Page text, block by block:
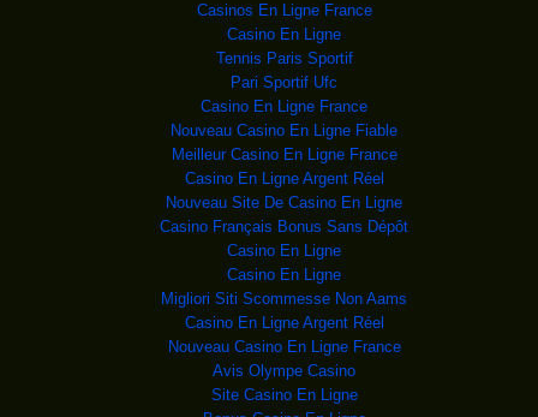
RDC : Museveni sous
Voici comment les
Ougandais sont plus intére
Vous-avez dit paix e
Des ONG de la société
civile, membres du gro
L’opinion ne cessait de
Grands Lacs : Face à
L’Envoyé spécial Saïd
Djinnit et le Secrétaire
RDC : Denis Mukwege
Le gynécologue
congolais Denis Mukwege s'e
BURKINA: KAFANDO DÉM
Le président du
Burkina Faso Michel Kafando,
Obama retour au berc
Un homme passe le 15
juillet 2015 devant un mu
QUATRE ITALIENS ENLE
Le ministre italien
des Affaires étrangères
Casinos En Ligne France
Casino En Ligne
Tennis Paris Sportif
Pari Sportif Ufc
Casino En Ligne France
Nouveau Casino En Ligne Fiable
Meilleur Casino En Ligne France
Casino En Ligne Argent Réel
Nouveau Site De Casino En Ligne
Casino Français Bonus Sans Dépôt
Casino En Ligne
Casino En Ligne
Migliori Siti Scommesse Non Aams
Casino En Ligne Argent Réel
Nouveau Casino En Ligne France
Avis Olympe Casino
Site Casino En Ligne